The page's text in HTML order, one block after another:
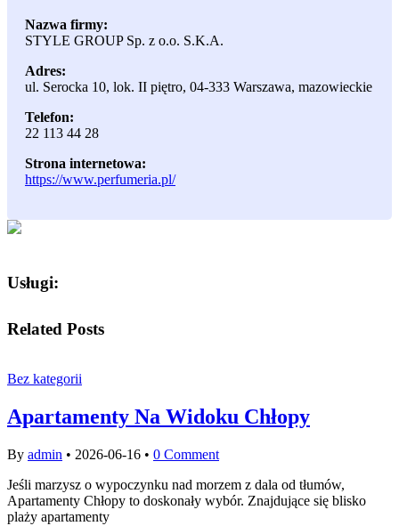
Nazwa firmy:
STYLE GROUP Sp. z o.o. S.K.A.
Adres:
ul. Serocka 10, lok. II piętro, 04-333 Warszawa, mazowieckie
Telefon:
22 113 44 28
Strona internetowa:
https://www.perfumeria.pl/
Usługi:
Related Posts
Bez kategorii
Apartamenty Na Widoku Chłopy
By admin • 2026-06-16 • 0 Comment
Jeśli marzysz o wypoczynku nad morzem z dala od tłumów,
Apartamenty Chłopy to doskonały wybór. Znajdujące się blisko
plaży apartamenty